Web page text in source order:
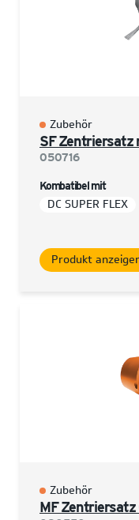
Zubehör
SF Zentriersatz
050716
Kombatibel mit
DC SUPER FLEX
Produkt
Zubehör
MF